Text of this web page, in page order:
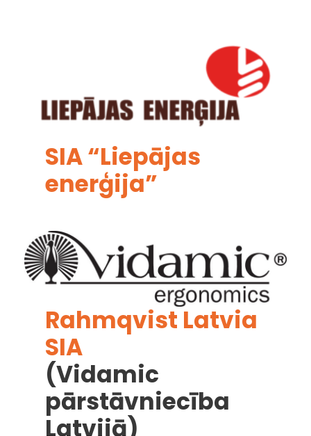
SIA “Liepājas
enerģija”
Rahmqvist Latvia
SIA
(Vidamic
pārstāvniecība
Latvijā)